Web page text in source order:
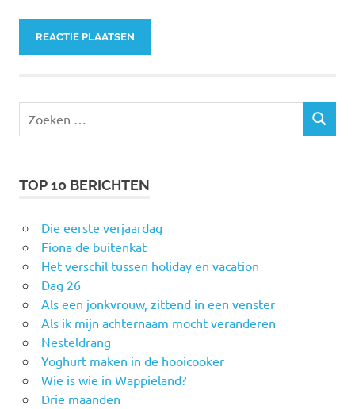
naar:
ZOEKEN
TOP 10 BERICHTEN
Die eerste verjaardag
Fiona de buitenkat
Het verschil tussen holiday en vacation
Dag 26
Als een jonkvrouw, zittend in een venster
Als ik mijn achternaam mocht veranderen
Nesteldrang
Yoghurt maken in de hooicooker
Wie is wie in Wappieland?
Drie maanden